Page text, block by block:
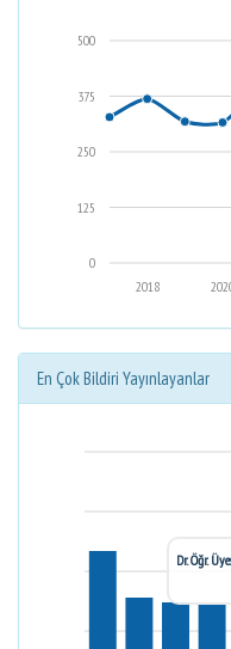
0
125
250
375
500
2018
En Çok Bildiri Yayınlayanlar
Dr. Öğr.